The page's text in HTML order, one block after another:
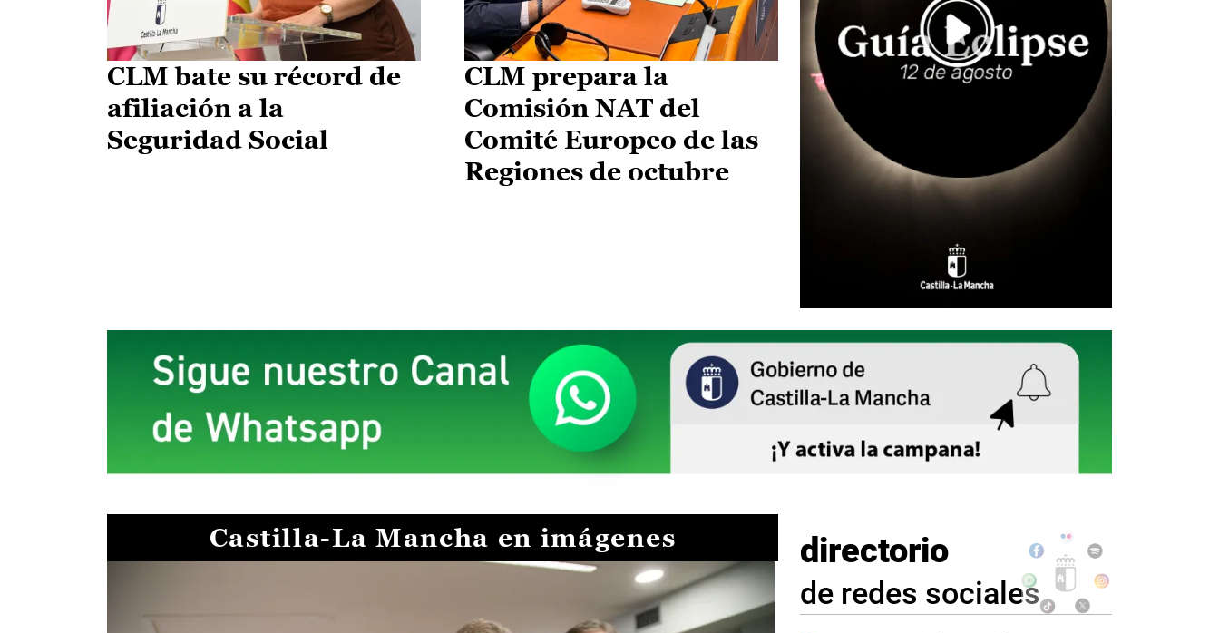
CLM bate su récord de
afiliación a la
Seguridad Social
CLM prepara la
Comisión NAT del
Comité Europeo de las
Regiones de octubre
Castilla-La Mancha en imágenes directorio
de redes sociales